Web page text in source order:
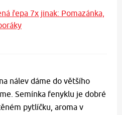
řepa 7x jinak: Pomazánka,
nálev dáme do většího
Semínka fenyklu je dobré
pytlíčku, aroma v